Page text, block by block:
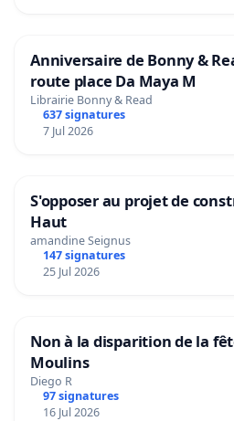
Anniversaire de Bonny &
route place Da Maya M
Librairie Bonny & Read
637 signatures
7 Jul 2026
S'opposer au projet de
Haut
amandine Seignus
147 signatures
25 Jul 2026
Non à la disparition de la
Moulins
Diego R
97 signatures
16 Jul 2026